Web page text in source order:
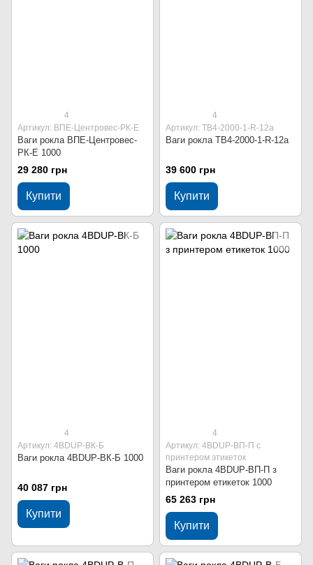
4
Артикул: ВПЕ-Центровес-РК-Е
Ваги рокла ВПЕ-Центровес-
РК-Е 1000
29 280 грн
Купити
4
Артикул: ТВ4-2000-1-R-12a
Ваги рокла ТВ4-2000-1-R-12a
39 600 грн
Купити
4
Артикул: 4BDUР-ВК-Б
Ваги рокла 4BDUР-ВК-Б 1000
40 087 грн
Купити
4
Артикул: 4BDUР-ВП-П с
принтером этикеток
Ваги рокла 4BDUР-ВП-П з
принтером етикеток 1000
65 263 грн
Купити